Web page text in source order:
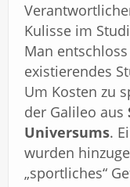
Kulisse im
Man
existierendes
Um Kosten zu
der Galileo aus
Universums.
wurden
„sportliches“